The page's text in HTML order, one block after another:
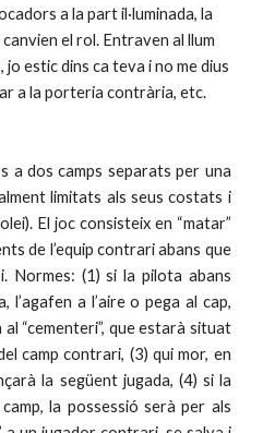
a la part il·luminada, la
el rol. Entraven al llum
estic dins ca teva i no me dius
a la porteria contrària, etc.
a dos camps separats per una
limitats als seus costats i
El joc consisteix en “matar”
de l’equip contrari abans que
Normes: (1) si la pilota abans
l’agafen a l’aire o pega al cap,
“cementeri”, que estarà situat
camp contrari, (3) qui mor, en
la següent jugada, (4) si la
la possessió serà per als